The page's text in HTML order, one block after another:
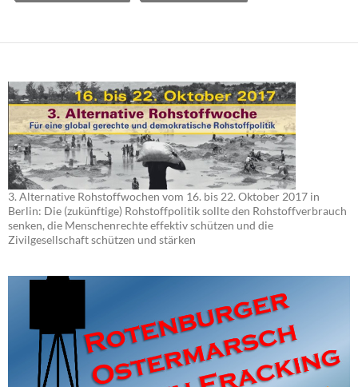
3. Alternative Rohstoffwochen vom 16. bis 22. Oktober 2017 in
Berlin: Die (zukünftige) Rohstoffpolitik sollte den Rohstoffverbrauch
senken, die Menschenrechte effektiv schützen und die
Zivilgesellschaft schützen und stärken